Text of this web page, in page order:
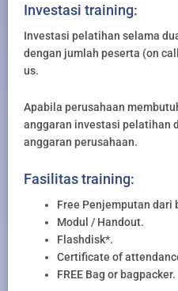
Investasi training:
Investasi pelatihan selama
dengan jumlah peserta (on
us.
Apabila perusahaan
anggaran investasi pelatihan
anggaran perusahaan.
Fasilitas training:
Free Penjemputan dari
Modul / Handout.
Flashdisk*.
Certificate of
FREE Bag or bagpacker.